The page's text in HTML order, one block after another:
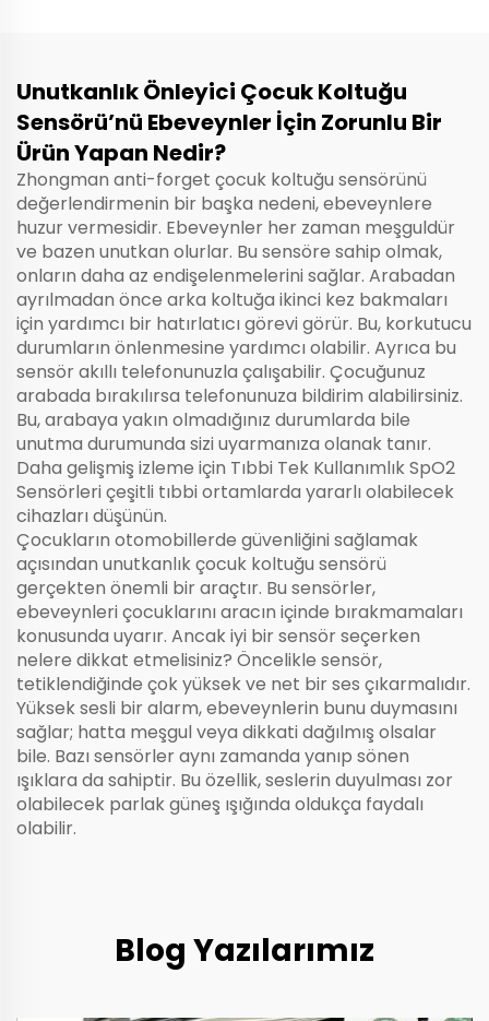
Unutkanlık Önleyici Çocuk Koltuğu
Sensörü’nü Ebeveynler İçin Zorunlu Bir
Ürün Yapan Nedir?
Zhongman anti-forget çocuk koltuğu sensörünü
değerlendirmenin bir başka nedeni, ebeveynlere
huzur vermesidir. Ebeveynler her zaman meşguldür
ve bazen unutkan olurlar. Bu sensöre sahip olmak,
onların daha az endişelenmelerini sağlar. Arabadan
ayrılmadan önce arka koltuğa ikinci kez bakmaları
için yardımcı bir hatırlatıcı görevi görür. Bu, korkutucu
durumların önlenmesine yardımcı olabilir. Ayrıca bu
sensör akıllı telefonunuzla çalışabilir. Çocuğunuz
arabada bırakılırsa telefonunuza bildirim alabilirsiniz.
Bu, arabaya yakın olmadığınız durumlarda bile
unutma durumunda sizi uyarmanıza olanak tanır.
Daha gelişmiş izleme için Tıbbi Tek Kullanımlık SpO2
Sensörleri çeşitli tıbbi ortamlarda yararlı olabilecek
cihazları düşünün.
Çocukların otomobillerde güvenliğini sağlamak
açısından unutkanlık çocuk koltuğu sensörü
gerçekten önemli bir araçtır. Bu sensörler,
ebeveynleri çocuklarını aracın içinde bırakmamaları
konusunda uyarır. Ancak iyi bir sensör seçerken
nelere dikkat etmelisiniz? Öncelikle sensör,
tetiklendiğinde çok yüksek ve net bir ses çıkarmalıdır.
Yüksek sesli bir alarm, ebeveynlerin bunu duymasını
sağlar; hatta meşgul veya dikkati dağılmış olsalar
bile. Bazı sensörler aynı zamanda yanıp sönen
ışıklara da sahiptir. Bu özellik, seslerin duyulması zor
olabilecek parlak güneş ışığında oldukça faydalı
olabilir.
Blog Yazılarımız